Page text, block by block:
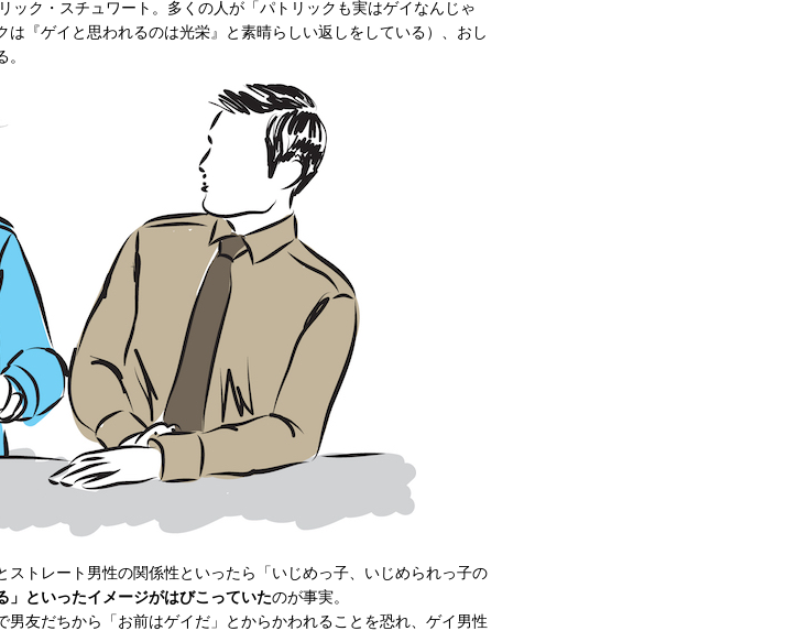
ック・スチュワート。多くの人が「パトリックも実はゲイなんじゃ
『ゲイと思われるのは光栄』と素晴らしい返しをしている）、おし
トレート男性の関係性といったら「いじめっ子、いじめられっ子の
」といったイメージがはびこっていたのが事実。
友だちから「お前はゲイだ」とからかわれることを恐れ、ゲイ男性